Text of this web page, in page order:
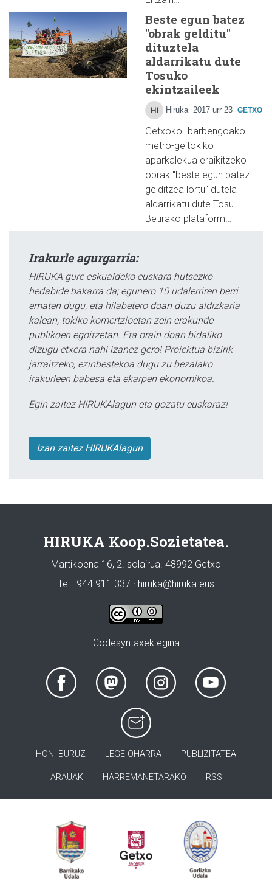
Beste egun batez
"obrak gelditu"
dituztela
aldarrikatu dute
Tosuko
ekintzaileek
Hiruka 2017 urr 23 GETXO
Getxoko Ibarbengoako
metro-geltokiko
aparkalekua eraikitzeko
obrak "beste egun batez
gelditzea lortu" dutela
aldarrikatu dute Tosu
Betirako plataform…
Irakurle agurgarria:
HIRUKA gure eskualdeko euskara hutsezko
hedabide bakarra da; egunero 10 udalerriren berri
ematen dugu, eta hilabetero doan duzu aldizkaria
kalean, tokiko komertzioetan zein erakunde
publikoen egoitzetan. Eta orain doan bidaliko
dizugu etxera nahi izanez gero! Proiektua bizirik
jarraitzeko, ezinbestekoa dugu zu bezalako
irakurleen babesa eta ekarpen ekonomikoa.
Egin zaitez HIRUKAlagun eta gozatu euskaraz!
Izan zaitez HIRUKAlagun
HIRUKA Koop.Sozietatea.
Martikoena 16, 2. solairua. 48992 Getxo
Tel.: 944 911 337 · hiruka@hiruka.eus
Codesyntaxek egina
HONI BURUZ LEGE OHARRA PUBLIZITATEA
ARAUAK HARREMANETARAKO RSS